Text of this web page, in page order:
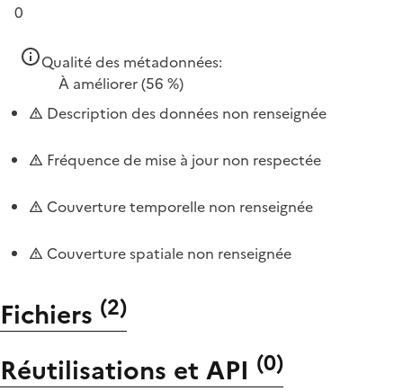
0
Qualité des métadonnées:
À améliorer(56 %)
Description des données non renseignée
Fréquence de mise à jour non respectée
Couverture temporelle non renseignée
Couverture spatiale non renseignée
Fichiers (2)
Réutilisations et API (0)